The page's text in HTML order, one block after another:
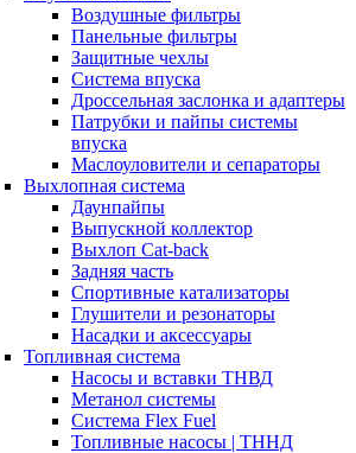
Воздушные фильтры
Панельные фильтры
Защитные чехлы
Система впуска
Дроссельная заслонка и адаптеры
Патрубки и пайпы системы
впуска
Маслоуловители и сепараторы
Выхлопная система
Даунпайпы
Выпускной коллектор
Выхлоп Cat-back
Задняя часть
Спортивные катализаторы
Глушители и резонаторы
Насадки и аксессуары
Топливная система
Насосы и вставки ТНВД
Метанол системы
Система Flex Fuel
Топливные насосы | ТННД